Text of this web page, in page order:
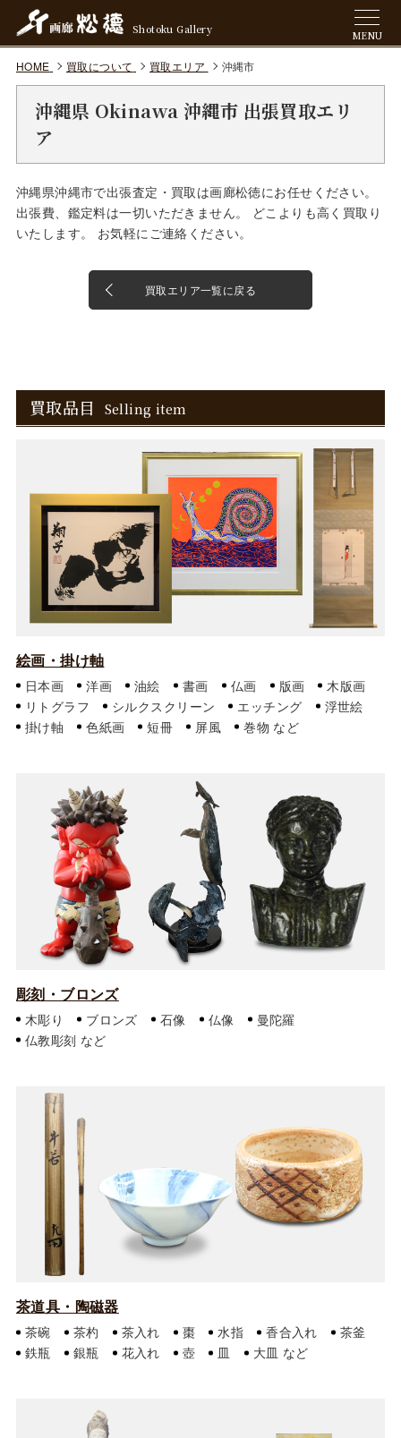
Shotoku Gallery MENU
HOME 買取について 買取エリア 沖縄市
沖縄県 Okinawa 沖縄市 出張買取エリ
ア
沖縄県沖縄市で出張査定・買取は画廊松徳にお任せください。
出張費、鑑定料は一切いただきません。 どこよりも高く買取り
いたします。 お気軽にご連絡ください。
買取エリア一覧に戻る
買取品目 Selling item
絵画・掛け軸
日本画 洋画 油絵 書画 仏画 版画
木版画
リトグラフ
シルクスクリーン エッチング
浮世絵
掛け軸
色紙画 短冊 屏風 巻物
彫刻・ブロンズ
木彫り ブロンズ 石像 仏像
曼陀羅
仏教彫刻
茶道具・陶磁器
茶碗 茶杓 茶入れ 棗 水指 香合入れ
茶釜
鉄瓶
銀瓶 花入れ 壺 皿 大皿